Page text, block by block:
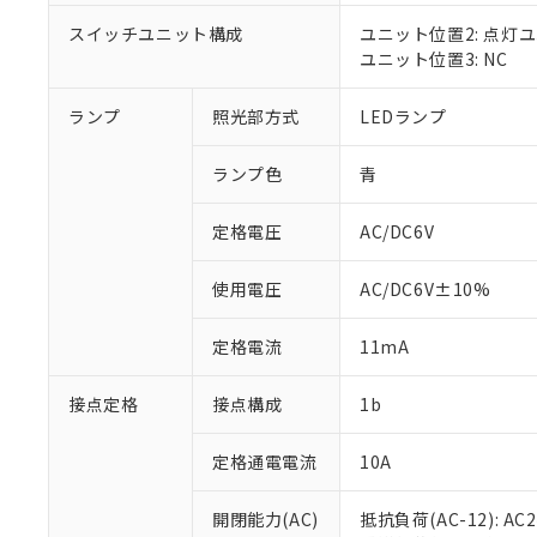
スイッチユニット構成
ユニット位置2: 点灯
ユニット位置3: NC
ランプ 照光部方式 LEDランプ
ランプ色 青
定格電圧 AC/DC6V
使用電圧 AC/DC6V±10%
定格電流 11mA
接点定格 接点構成 1b
定格通電電流 10A
開閉能力(AC)
抵抗負荷(AC-12):
ご利用条件
本サービス
くものです。
当社制御機
在庫状況お
当社販売員
在庫状況お
ている必要
対応済み：EU
対応予定：EU
対応予定なし：
非該当品：ライセ
仕入先様の事情に
*EU RoHS指令（10物質
鉛(Pb) 1000ppm以下、
六価クロム(Cr(Ⅵ))
フタル酸ビス(2-エチル
ル（DBP） 1000ppm
但し、RoHS指令で産業
フタル酸エステル類の
※2 対応予定月
部品在庫の切り替
※1 中国
「×」：最大均質
「－」：未確認で
Pb(鉛) :1000ppm、 Hg(
DEHP(フタル酸ビス(2-
「ｅ」：有害物質
「10」：通常の使
味します。
当社は、こ
う）を輸出
などの必要
当社は規制
たしません。
記
号
○ 一定数
△ 一定数
－
在庫な
空
受注生